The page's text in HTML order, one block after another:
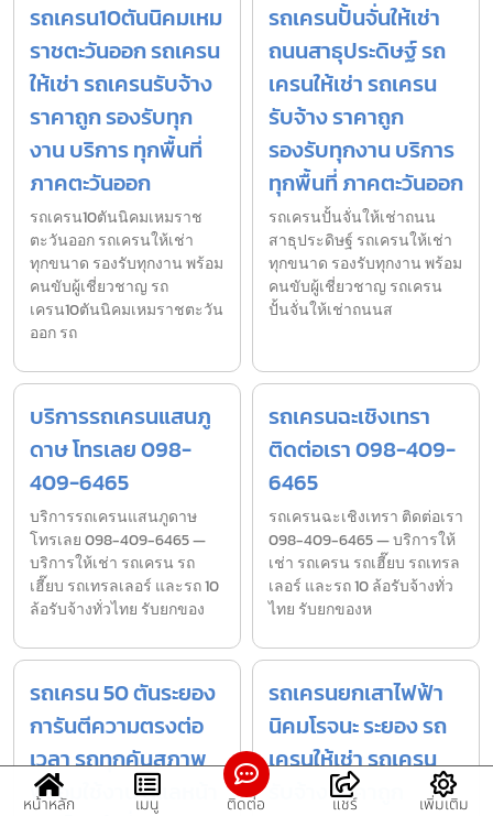
รถเครน10ตันนิคมเหม
ราชตะวันออก รถเครน
ให้เช่า รถเครนรับจ้าง
ราคาถูก รองรับทุก
งาน บริการ ทุกพื้นที่
ภาคตะวันออก
รถเครน10ตันนิคมเหมราช
ตะวันออก รถเครนให้เช่า
ทุกขนาด รองรับทุกงาน พร้อม
คนขับผู้เชี่ยวชาญ รถ
เครน10ตันนิคมเหมราชตะวัน
ออก รถ
รถเครนปั้นจั่นให้เช่า
ถนนสาธุประดิษฐ์ รถ
เครนให้เช่า รถเครน
รับจ้าง ราคาถูก
รองรับทุกงาน บริการ
ทุกพื้นที่ ภาคตะวันออก
รถเครนปั้นจั่นให้เช่าถนน
สาธุประดิษฐ์ รถเครนให้เช่า
ทุกขนาด รองรับทุกงาน พร้อม
คนขับผู้เชี่ยวชาญ รถเครน
ปั้นจั่นให้เช่าถนนส
บริการรถเครนแสนภู
ดาษ โทรเลย 098-
409-6465
บริการรถเครนแสนภูดาษ
โทรเลย 098-409-6465 —
บริการให้เช่า รถเครน รถ
เฮี๊ยบ รถเทรลเลอร์ และรถ 10
ล้อรับจ้างทั่วไทย รับยกของ
รถเครนฉะเชิงเทรา
ติดต่อเรา 098-409-
6465
รถเครนฉะเชิงเทรา ติดต่อเรา
098-409-6465 — บริการให้
เช่า รถเครน รถเฮี๊ยบ รถเทรล
เลอร์ และรถ 10 ล้อรับจ้างทั่ว
ไทย รับยกของห
รถเครน 50 ตันระยอง
การันตีความตรงต่อ
เวลา รถทุกคันสภาพ
พร้อมใช้งาน ดูแลหน้า
รถเครนยกเสาไฟฟ้า
นิคมโรจนะ ระยอง รถ
เครนให้เช่า รถเครน
รับจ้าง ราคาถูก
หน้าหลัก เมนู ติดต่อ แชร์ เพิ่มเติม